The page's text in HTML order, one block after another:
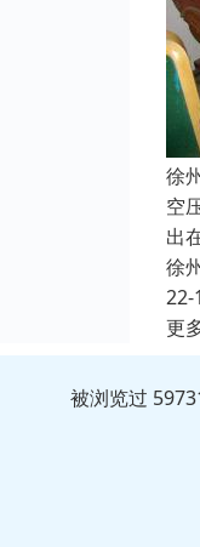
徐
空
出
徐
22-
更
被浏览过